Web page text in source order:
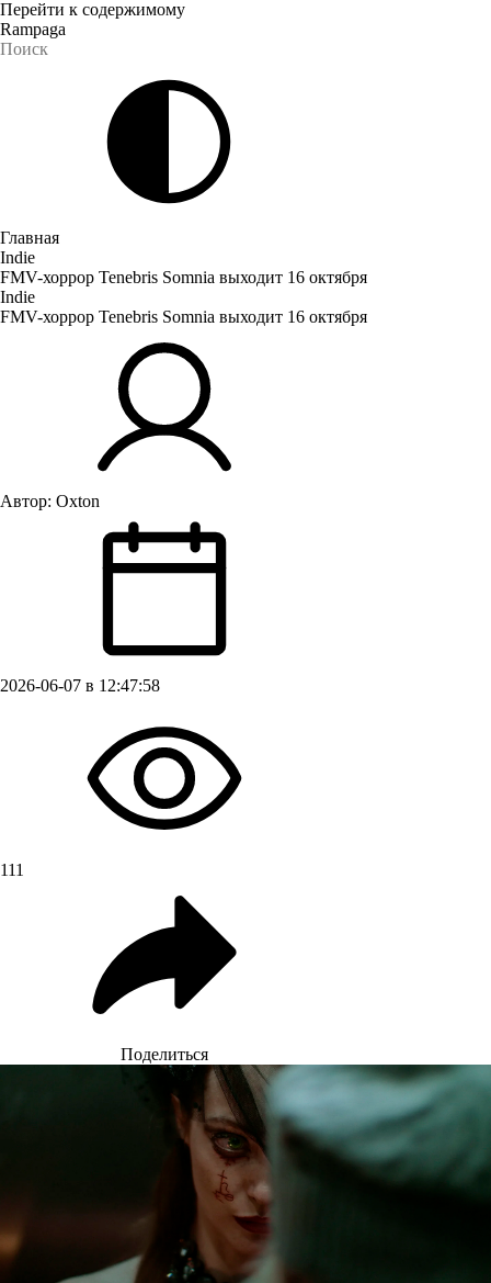
Перейти к содержимому
Rampaga
Главная
Indie
FMV-хоррор Tenebris Somnia выходит 16 октября
Indie
FMV-хоррор Tenebris Somnia выходит 16 октября
Автор: Oxton
2026-06-07 в 12:47:58
111
Поделиться